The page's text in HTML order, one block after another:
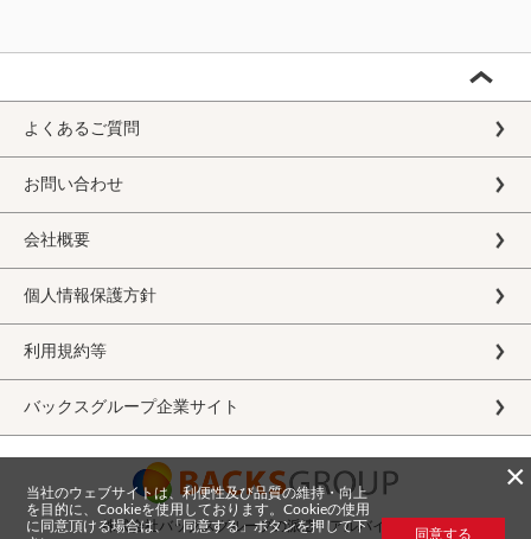
よくあるご質問
お問い合わせ
会社概要
個人情報保護方針
利用規約等
バックスグループ企業サイト
株式会社バックスグループの派遣・アルバイト求人
×
当社のウェブサイトは、利便性及び品質の維持・向上
を目的に、Cookieを使用しております。Cookieの使用
に同意頂ける場合は、「同意する」ボタンを押して下
同意する